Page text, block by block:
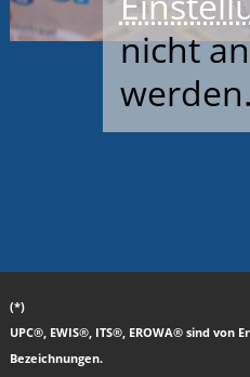
nicht
werden.
(*)
UPC®, EWIS®, ITS®, EROWA® sind
Bezeichnungen.